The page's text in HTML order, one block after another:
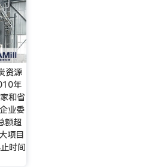
资源
年
和省
业委
额超
项目
时间